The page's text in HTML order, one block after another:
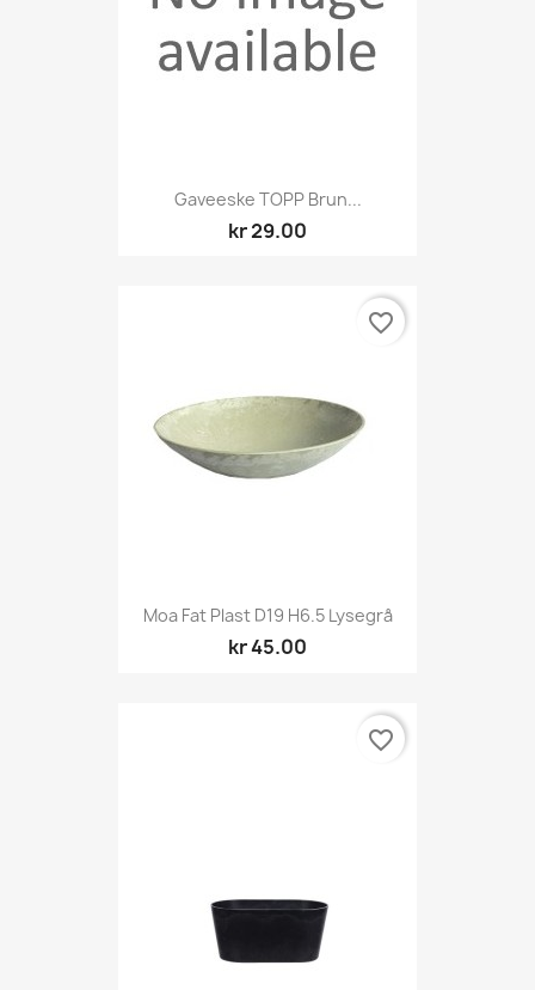
Gaveeske TOPP Brun...
kr 29.00
Moa Fat Plast D19 H6.5 Lysegrå
kr 45.00
favorite_border
favorite_border